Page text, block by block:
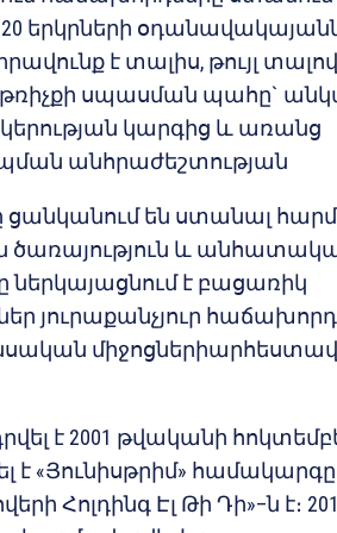
երկրների
է տալիս, թույլ տալով
թռիչքի սպասման պահը`
կարգից և առանց
անհրաժեշտության
ցանկանում են ստանալ
ծառայություն և
ը ներկայացնում է բացառիկ
յուրաքանչյուր
է 2001 թվականի
է «Յունիսթրիմ»
Հոլդինգ Էլ Թի Դի»–ն է։